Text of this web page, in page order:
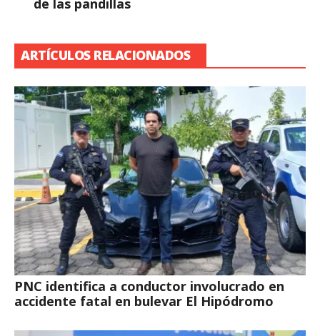
de las pandillas
ARTÍCULOS RELACIONADOS
PNC identifica a conductor involucrado en
accidente fatal en bulevar El Hipódromo